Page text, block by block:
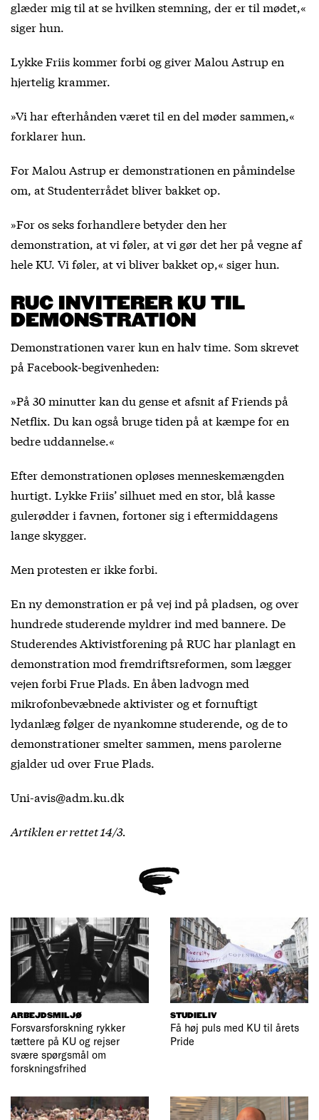
glæder mig til at se hvilken stemning, der er til mødet,«
siger hun.
Lykke Friis kommer forbi og giver Malou Astrup en
hjertelig krammer.
»Vi har efterhånden været til en del møder sammen,«
forklarer hun.
For Malou Astrup er demonstrationen en påmindelse
om, at Studenterrådet bliver bakket op.
»For os seks forhandlere betyder den her
demonstration, at vi føler, at vi gør det her på vegne af
hele KU. Vi føler, at vi bliver bakket op,« siger hun.
RUC INVITERER KU TIL
DEMONSTRATION
Demonstrationen varer kun en halv time. Som skrevet
på Facebook-begivenheden:
»På 30 minutter kan du gense et afsnit af Friends på
Netflix. Du kan også bruge tiden på at kæmpe for en
bedre uddannelse.«
Efter demonstrationen opløses menneskemængden
hurtigt. Lykke Friis’ silhuet med en stor, blå kasse
gulerødder i favnen, fortoner sig i eftermiddagens
lange skygger.
Men protesten er ikke forbi.
En ny demonstration er på vej ind på pladsen, og over
hundrede studerende myldrer ind med bannere. De
Studerendes Aktivistforening på RUC har planlagt en
demonstration mod fremdriftsreformen, som lægger
vejen forbi Frue Plads. En åben ladvogn med
mikrofonbevæbnede aktivister og et fornuftigt
lydanlæg følger de nyankomne studerende, og de to
demonstrationer smelter sammen, mens parolerne
gjalder ud over Frue Plads.
Uni-avis@adm.ku.dk
Artiklen er rettet 14/3.
ARBEJDSMILJØ
Forsvarsforskning rykker
tættere på KU og rejser
svære spørgsmål om
forskningsfrihed
STUDIELIV
Få høj puls med KU til årets
Pride